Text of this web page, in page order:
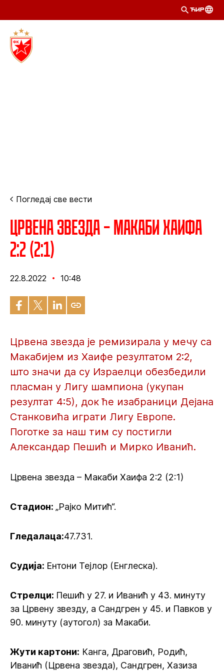
ЋИР
Погледај све вести
Црвена звезда – Макаби Хаифа
2:2 (2:1)
22.8.2022 10:48
Црвена звезда је ремизирала у мечу са
Макабијем из Хаифе резултатом 2:2,
што значи да су Израелци обезбедили
пласман у Лигу шампиона (укупан
резултат 4:5), док ће изабраници Дејана
Станковића играти Лигу Европе.
Поготке за наш тим су постигли
Александар Пешић и Мирко Иванић.
Црвена звезда – Макаби Хаифа 2:2 (2:1)
Стадион: „Рајко Митић“.
Гледалаца:47.731.
Судија: Ентони Тејлор (Енглеска).
Стрелци: Пешић у 27. и Иванић у 43. минуту
за Црвену звезду, а Сандгрен у 45. и Павков у
90. минуту (аутогол) за Макаби.
Жути картони: Канга, Драговић, Родић,
Иванић (Црвена звезда), Сандгрен, Хазиза